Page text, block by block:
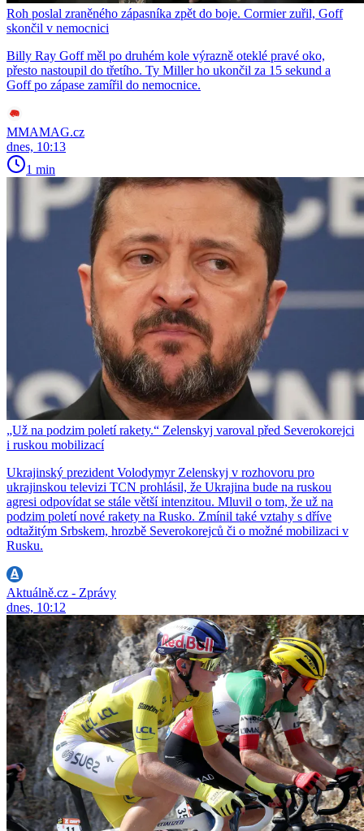
Roh poslal zraněného zápasníka zpět do boje. Cormier zuřil, Goff
skončil v nemocnici
Billy Ray Goff měl po druhém kole výrazně oteklé pravé oko,
přesto nastoupil do třetího. Ty Miller ho ukončil za 15 sekund a
Goff po zápase zamířil do nemocnice.
MMAMAG.cz
dnes, 10:13
1 min
„Už na podzim poletí rakety.“ Zelenskyj varoval před Severokorejci
i ruskou mobilizací
Ukrajinský prezident Volodymyr Zelenskyj v rozhovoru pro
ukrajinskou televizi TCN prohlásil, že Ukrajina bude na ruskou
agresi odpovídat se stále větší intenzitou. Mluvil o tom, že už na
podzim poletí nové rakety na Rusko. Zmínil také vztahy s dříve
odtažitým Srbskem, hrozbě Severokorejců či o možné mobilizaci v
Rusku.
Aktuálně.cz - Zprávy
dnes, 10:12